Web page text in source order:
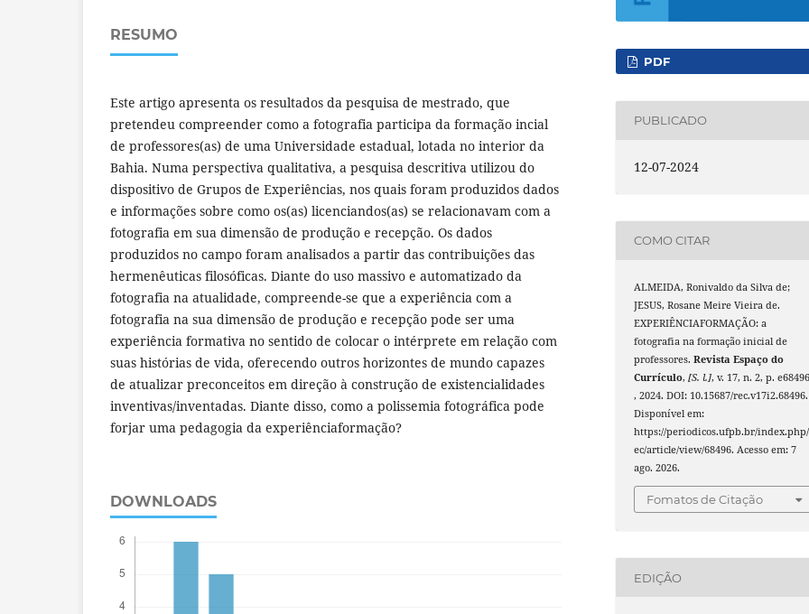
RESUMO
Este artigo apresenta os resultados da pesquisa de mestrado, que
pretendeu compreender como a fotografia participa da formação incial
de professores(as) de uma Universidade estadual, lotada no interior da
Bahia. Numa perspectiva qualitativa, a pesquisa descritiva utilizou do
dispositivo de Grupos de Experiências, nos quais foram produzidos dados
e informações sobre como os(as) licenciandos(as) se relacionavam com a
fotografia em sua dimensão de produção e recepção. Os dados
produzidos no campo foram analisados a partir das contribuições das
hermenêuticas filosóficas. Diante do uso massivo e automatizado da
fotografia na atualidade, compreende-se que a experiência com a
fotografia na sua dimensão de produção e recepção pode ser uma
experiência formativa no sentido de colocar o intérprete em relação com
suas histórias de vida, oferecendo outros horizontes de mundo capazes
de atualizar preconceitos em direção à construção de existencialidades
inventivas/inventadas. Diante disso, como a polissemia fotográfica pode
forjar uma pedagogia da experiênciaformação?
DOWNLOADS
PDF
PUBLICADO
12-07-2024
COMO CITAR
ALMEIDA, Ronivaldo da Silva de;
JESUS, Rosane Meire Vieira de.
EXPERIÊNCIAFORMAÇÃO: a
fotografia na formação inicial de
professores.Revista Espaço do
Currículo,[S. l.], v. 17, n. 2, p. e68496
, 2024. DOI: 10.15687/rec.v17i2.68496.
Disponível em:
https://periodicos.ufpb.br/
ec/article/view/68496. Acesso em: 7
ago. 2026.
Fomatos de Citação
EDIÇÃO